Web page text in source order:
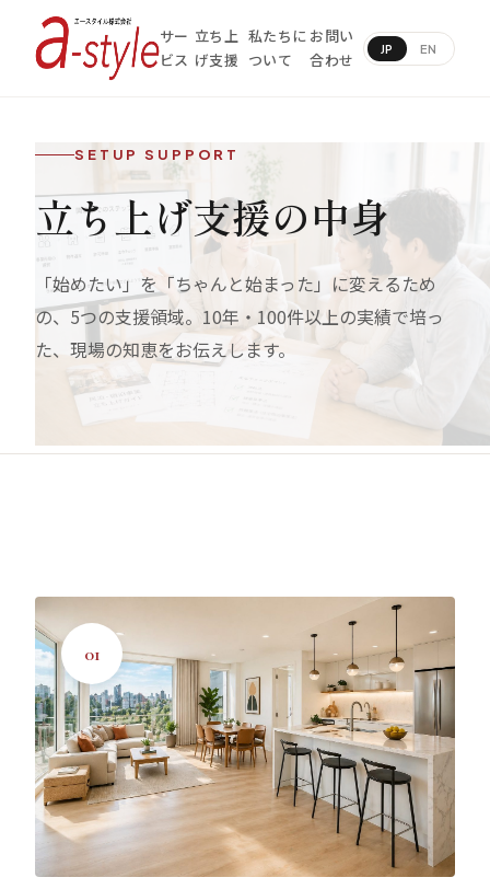
サー
ビス
立ち上
げ支援
私たちに
ついて
お問い
合わせ
JP EN
SETUP SUPPORT
立ち上げ支援の中身
「始めたい」を「ちゃんと始まった」に変えるため
の、5つの支援領域。10年・100件以上の実績で培っ
た、現場の知恵をお伝えします。
01